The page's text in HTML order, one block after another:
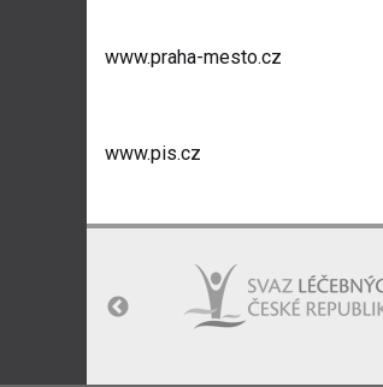
www.praha-mesto.cz
www.pis.cz